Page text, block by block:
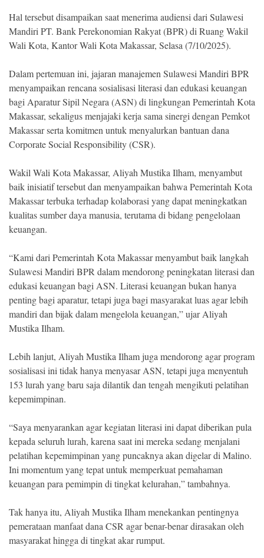
Menara
Indonesia
.
All
Hal tersebut disampaikan saat menerima audiensi dari Sulawesi
Mandiri PT. Bank Perekonomian Rakyat (BPR) di Ruang Wakil
Wali Kota, Kantor Wali Kota Makassar, Selasa (7/10/2025).
Dalam pertemuan ini, jajaran manajemen Sulawesi Mandiri BPR
menyampaikan rencana sosialisasi literasi dan edukasi keuangan
bagi Aparatur Sipil Negara (ASN) di lingkungan Pemerintah Kota
Makassar, sekaligus menjajaki kerja sama sinergi dengan Pemkot
Makassar serta komitmen untuk menyalurkan bantuan dana
Corporate Social Responsibility (CSR).
Wakil Wali Kota Makassar, Aliyah Mustika Ilham, menyambut
baik inisiatif tersebut dan menyampaikan bahwa Pemerintah Kota
Makassar terbuka terhadap kolaborasi yang dapat meningkatkan
kualitas sumber daya manusia, terutama di bidang pengelolaan
keuangan.
“Kami dari Pemerintah Kota Makassar menyambut baik langkah
Sulawesi Mandiri BPR dalam mendorong peningkatan literasi dan
edukasi keuangan bagi ASN. Literasi keuangan bukan hanya
penting bagi aparatur, tetapi juga bagi masyarakat luas agar lebih
mandiri dan bijak dalam mengelola keuangan,” ujar Aliyah
Mustika Ilham.
Lebih lanjut, Aliyah Mustika Ilham juga mendorong agar program
sosialisasi ini tidak hanya menyasar ASN, tetapi juga menyentuh
153 lurah yang baru saja dilantik dan tengah mengikuti pelatihan
kepemimpinan.
“Saya menyarankan agar kegiatan literasi ini dapat diberikan pula
kepada seluruh lurah, karena saat ini mereka sedang menjalani
pelatihan kepemimpinan yang puncaknya akan digelar di Malino.
Ini momentum yang tepat untuk memperkuat pemahaman
keuangan para pemimpin di tingkat kelurahan,” tambahnya.
Tak hanya itu, Aliyah Mustika Ilham menekankan pentingnya
pemerataan manfaat dana CSR agar benar-benar dirasakan oleh
masyarakat hingga di tingkat akar rumput.